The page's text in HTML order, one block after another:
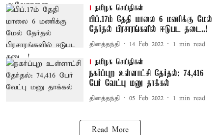
தமிழக செய்திகள்
பிப்.17ம் தேதி மாலை 6 மணிக்கு மேல்
தேர்தல் பிரசாரங்களில் ஈடுபட தடை..!
தினத்தந்தி 14 Feb 2022 1 min read
தமிழக செய்திகள்
நகர்ப்புற உள்ளாட்சி தேர்தல்: 74,416
பேர் வேட்பு மனு தாக்கல்
தினத்தந்தி 05 Feb 2022 1 min read
Read More